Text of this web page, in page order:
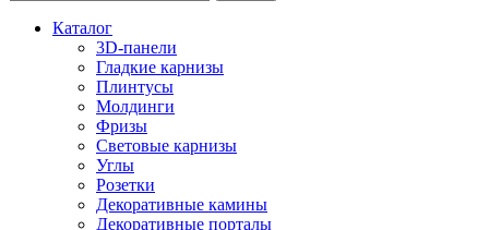
Каталог
3D-панели
Гладкие карнизы
Плинтусы
Молдинги
Фризы
Световые карнизы
Углы
Розетки
Декоративные камины
Декоративные порталы